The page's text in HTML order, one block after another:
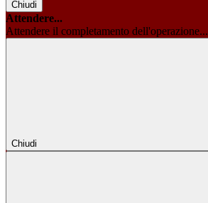
Chiudi
Attendere...
Attendere il completamento dell'operazione...
Chiudi